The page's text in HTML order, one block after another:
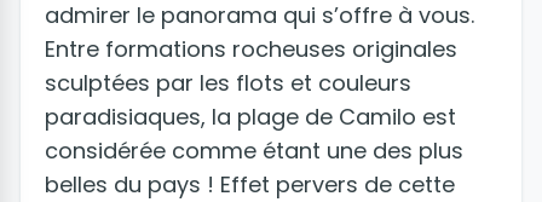
admirer le panorama qui s’offre à vous.
Entre formations rocheuses originales
sculptées par les flots et couleurs
paradisiaques, la plage de Camilo est
considérée comme étant une des plus
belles du pays ! Effet pervers de cette